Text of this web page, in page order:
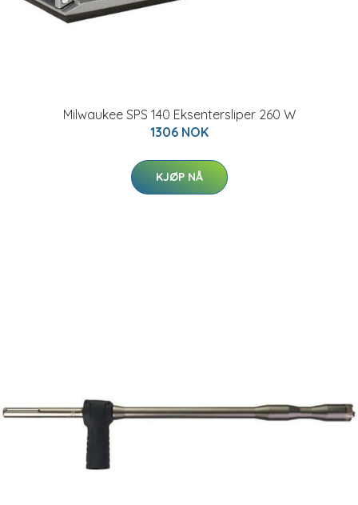
Milwaukee SPS 140 Eksentersliper 260 W
1306 NOK
KJØP NÅ